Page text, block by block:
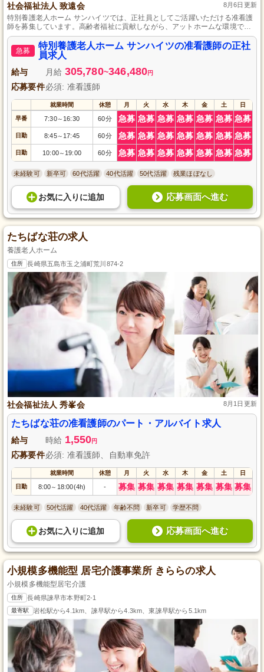
社会福祉法人 致遠会 8月6日更新
特別養護老人ホーム サンハイツでは、正社員としてご活躍いただける准看護
師を募集しています。高齢者福祉に貢献しながら、アットホームな環境でス
キルを活かせるチャンスです。社会福祉法人 致遠会が運営する信頼の施設
で、あなたの専門知識と経験を発揮しませんか。長崎県での勤務に興味のあ
る方、ぜひご応募ください！<|vq_10987|>
急募
特別養護老人ホーム サンハイツの准看護師の正社
員求人
給与 月給 305,780~346,480円
応募要件必須: 准看護師
就業時間 休憩 月 火 水 木 金 土 日
早番 7:30～ 16:30 60分 急募 急募 急募 急募 急募 急募 急募
日勤 8:45～ 17:45 60分 急募 急募 急募 急募 急募 急募 急募
日勤 10:00～ 19:00 60分 急募 急募 急募 急募 急募 急募 急募
未経験可 新卒可 60代活躍 40代活躍 50代活躍 残業ほぼなし
お気に入り に追加 応募画面へ進む
たちばな荘の求人
養護老人ホーム
住所 長崎県五島市玉之浦町荒川874-2
社会福祉法人 秀峯会 8月1日更新
たちばな荘の准看護師のパート・アルバイト求人
給与 時給 1,550円
応募要件必須: 准看護師、自動車免許
就業時間 休憩 月 火 水 木 金 土 日
日勤 8:00～ 18:00(4h) - 募集 募集 募集 募集 募集 募集 募集
未経験可 50代活躍 40代活躍 年齢不問 新卒可 学歴不問
お気に入り に追加 応募画面へ進む
小規模多機能型 居宅介護事業所 きららの求人
小規模多機能型居宅介護
住所 長崎県諫早市本野町2-1
最寄駅 岩松駅から4.1km、諫早駅から4.3km、東諫早駅から5.1km